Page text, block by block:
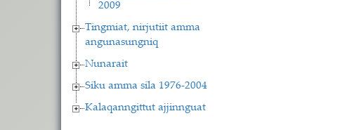
2009
Tingmiat, nirjutiit amma
angunasungniq
Nunarait
Siku amma sila 1976-2004
Kalaqanngittut ajjinnguat